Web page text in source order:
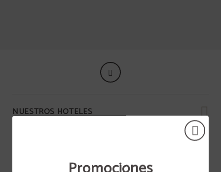
NUESTROS HOTELES